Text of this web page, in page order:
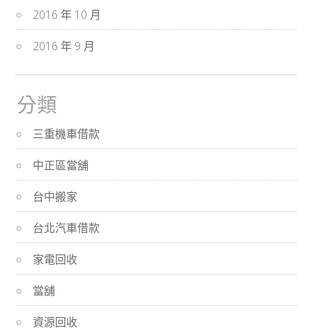
2016 年 10 月
2016 年 9 月
分類
三重機車借款
中正區當舖
台中搬家
台北汽車借款
家電回收
當舖
資源回收